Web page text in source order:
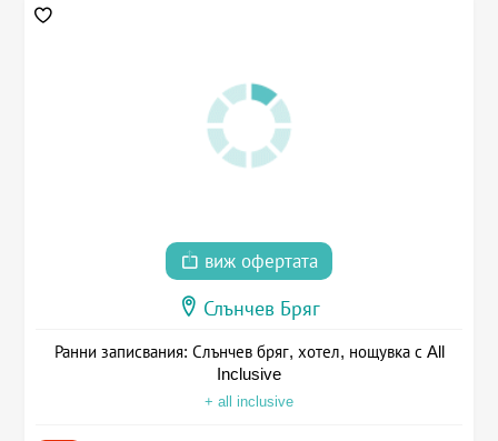
виж офертата
Слънчев Бряг
Ранни записвания: Слънчев бряг, хотел, нощувка с All
Inclusive
+ all inclusive